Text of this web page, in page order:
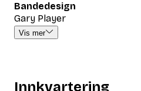
Bandedesign
Gary Player
Vis mer
Innkvartering